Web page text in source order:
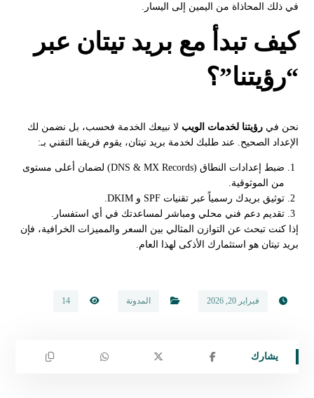
في ذلك المحاذاة من اليمين إلى اليسار.
كيف تبدأ مع بريد تيتان عبر
“رؤيتنا”؟
نحن فيرؤيتنا لخدمات الويب لا نبيعك الخدمة فحسب، بل نضمن لك
الإعداد الصحيح. عند طلبك لخدمة بريد تيتان، يقوم فريقنا التقني بـ:
ضبط إعدادات النطاق (DNS & MX Records) لضمان أعلى مستوى
من الموثوقية.
توثيق بريدك رسمياً عبر تقنيات SPF و DKIM.
تقديم دعم فني محلي ومباشر لمساعدتك في أي استفسار.
إذا كنت تبحث عن التوازن المثالي بين السعر والمميزات الخرافية، فإن
بريد تيتان هو استثمارك الأذكى لهذا العام.
فبراير 20, 2026 المدونة 14